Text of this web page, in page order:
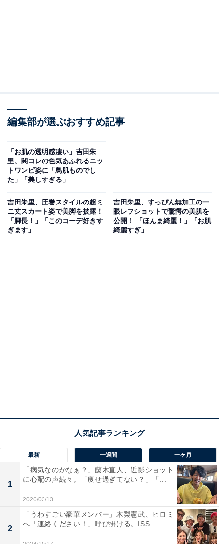
編集部が選ぶおすすめ記事
「お肌の透明感凄い」吉田朱
里、関コレの色気あふれるニッ
トワンピ姿に「鳥肌ものでし
た」「美しすぎる」
吉田朱里、圧巻スタイルの超ミ
ニ丈スカート姿で美脚を披露！
「脚長！」「このコーデ好きす
ぎます」
吉田朱里、すっぴん無加工の一
眼レフショットで驚愕の美肌を
公開！ 「ほんま綺麗！」「お肌
綺麗すぎ」
最新 一週間 一ヶ月
1
「病気なのかなぁ？」藤木直人、近影ショット
に心配の声続々。「痩せ過ぎてない？」「...
2026/03/13
2
「うわすごい豪華メンバー」木梨憲武、ヒロミ
へ「連絡ください！」呼び掛ける。ISS...